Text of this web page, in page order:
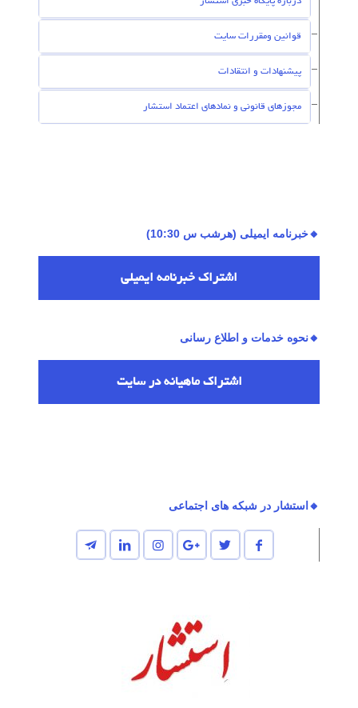
قوانین ومقررات سایت
پیشنهادات و انتقادات
مجوزهای قانونی و نمادهای اعتماد استشار
🔸خبرنامه ایمیلی (هرشب س 10:30)
اشتراك خبرنامه ایمیلی
🔸نحوه خدمات و اطلاع رسانی
اشتراك ماهیانه در سایت
🔸استشار در شبکه های اجتماعی